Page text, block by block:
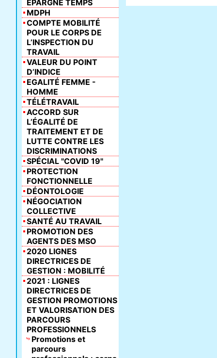
ÉPARGNE TEMPS
MDPH
COMPTE MOBILITÉ
POUR LE CORPS DE
L’INSPECTION DU
TRAVAIL
VALEUR DU POINT
D’INDICE
EGALITÉ FEMME -
HOMME
TÉLÉTRAVAIL
ACCORD SUR
L’ÉGALITÉ DE
TRAITEMENT ET DE
LUTTE CONTRE LES
DISCRIMINATIONS
SPÉCIAL "COVID 19"
PROTECTION
FONCTIONNELLE
DÉONTOLOGIE
NÉGOCIATION
COLLECTIVE
SANTÉ AU TRAVAIL
PROMOTION DES
AGENTS DES MSO
2020 LIGNES
DIRECTRICES DE
GESTION : MOBILITÉ
2021 : LIGNES
DIRECTRICES DE
GESTION PROMOTIONS
ET VALORISATION DES
PARCOURS
PROFESSIONNELS
Promotions et
parcours